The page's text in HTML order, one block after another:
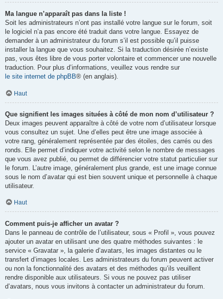
Ma langue n’apparaît pas dans la liste !
Soit les administrateurs n’ont pas installé votre langue sur le forum, soit
le logiciel n’a pas encore été traduit dans votre langue. Essayez de
demander à un administrateur du forum s’il est possible qu’il puisse
installer la langue que vous souhaitez. Si la traduction désirée n’existe
pas, vous êtes libre de vous porter volontaire et commencer une nouvelle
traduction. Pour plus d’informations, veuillez vous rendre sur
le site internet de phpBB® (en anglais).
Haut
Que signifient les images situées à côté de mon nom d’utilisateur ?
Deux images peuvent apparaître à côté de votre nom d’utilisateur lorsque
vous consultez un sujet. Une d’elles peut être une image associée à
votre rang, généralement représentée par des étoiles, des carrés ou des
ronds. Elle permet d’indiquer votre activité selon le nombre de messages
que vous avez publié, ou permet de différencier votre statut particulier sur
le forum. L’autre image, généralement plus grande, est une image connue
sous le nom d’avatar qui est bien souvent unique et personnelle à chaque
utilisateur.
Haut
Comment puis-je afficher un avatar ?
Dans le panneau de contrôle de l’utilisateur, sous « Profil », vous pouvez
ajouter un avatar en utilisant une des quatre méthodes suivantes : le
service « Gravatar », la galerie d’avatars, les images distantes ou le
transfert d’images locales. Les administrateurs du forum peuvent activer
ou non la fonctionnalité des avatars et des méthodes qu’ils veuillent
rendre disponible aux utilisateurs. Si vous ne pouvez pas utiliser
d’avatars, nous vous invitons à contacter un administrateur du forum.